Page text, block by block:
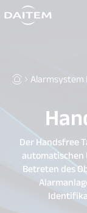
search.label
Alarmsystem
Der Handsfree
Betreten des